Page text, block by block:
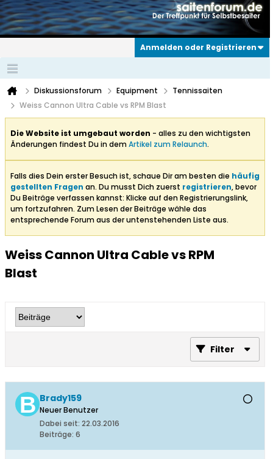
Anmelden oder Registrieren
Diskussionsforum Equipment
Tennissaiten
Weiss Cannon Ultra Cable vs RPM Blast
Die Website ist umgebaut worden - alles zu den wichtigsten
Änderungen findest Du in demArtikel zum Relaunch.
Falls dies Dein erster Besuch ist, schaue Dir am besten die häufig
gestellten Fragen an. Du musst Dich zuerst registrieren, bevor
Du Beiträge verfassen kannst: Klicke auf den Registrierungslink,
um fortzufahren. Zum Lesen der Beiträge wähle das
entsprechende Forum aus der untenstehenden Liste aus.
Weiss Cannon Ultra Cable vs RPM
Blast
Filter
Brady159
Neuer Benutzer
Dabei seit: 22.03.2016
Beiträge: 6